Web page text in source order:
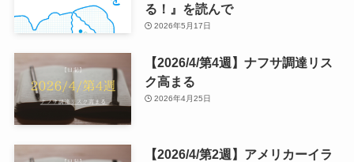
る！』を読んで
2026年5月17日
【2026/4/第4週】ナフサ調達リス
ク高まる
2026年4月25日
【2026/4/第2週】アメリカーイラ